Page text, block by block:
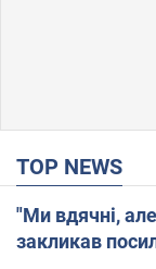
TOP NEWS
"Ми вдячні,
закликав